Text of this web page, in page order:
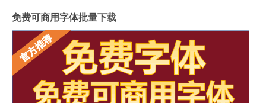
免费可商用字体批量下载